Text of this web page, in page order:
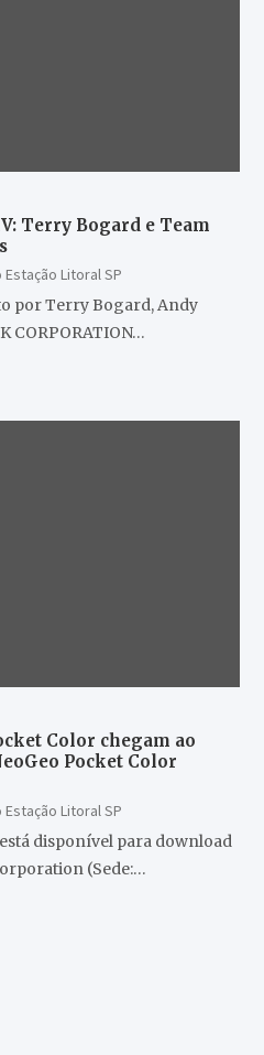
Terry Bogard e Team
Estação Litoral SP
por Terry Bogard, Andy
CORPORATION…
Color chegam ao
Pocket Color
Estação Litoral SP
disponível para download
(Sede:…